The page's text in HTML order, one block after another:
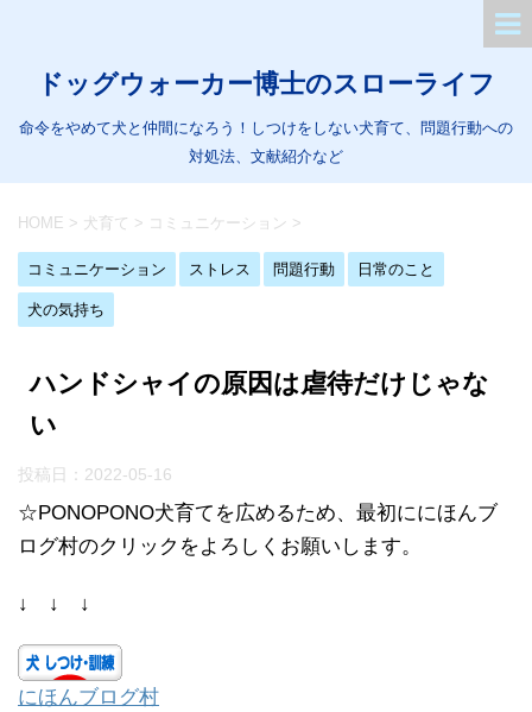
ドッグウォーカー博士のスローライフ
命令をやめて犬と仲間になろう！しつけをしない犬育て、問題行動への
対処法、文献紹介など
HOME > 犬育て > コミュニケーション >
コミュニケーション ストレス 問題行動 日常のこと
犬の気持ち
ハンドシャイの原因は虐待だけじゃな
い
投稿日： 2022-05-16
☆PONOPONO犬育てを広めるため、最初ににほんブ
ログ村のクリックをよろしくお願いします。
↓ ↓ ↓
にほんブログ村